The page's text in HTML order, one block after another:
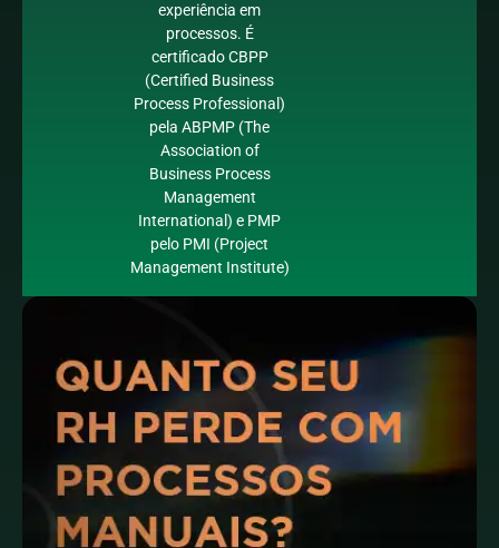
experiência em
processos. É
certificado CBPP
(Certified Business
Process Professional)
pela ABPMP (The
Association of
Business Process
Management
International) e PMP
pelo PMI (Project
Management Institute)